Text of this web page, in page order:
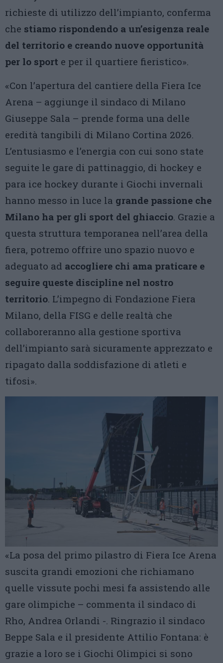
richieste di utilizzo dell’impianto, conferma
che stiamo rispondendo a un’esigenza reale
del territorio e creando nuove opportunità
per lo sport e per il quartiere fieristico».
«Con l’apertura del cantiere della Fiera Ice
Arena – aggiunge il sindaco di Milano
Giuseppe Sala – prende forma una delle
eredità tangibili di Milano Cortina 2026.
L’entusiasmo e l’energia con cui sono state
seguite le gare di pattinaggio, di hockey e
para ice hockey durante i Giochi invernali
hanno messo in luce la grande passione che
Milano ha per gli sport del ghiaccio. Grazie a
questa struttura temporanea nell’area della
fiera, potremo offrire uno spazio nuovo e
adeguato ad accogliere chi ama praticare e
seguire queste discipline nel nostro
territorio. L’impegno di Fondazione Fiera
Milano, della FISG e delle realtà che
collaboreranno alla gestione sportiva
dell’impianto sarà sicuramente apprezzato e
ripagato dalla soddisfazione di atleti e
tifosi».
«La posa del primo pilastro di Fiera Ice Arena
suscita grandi emozioni che richiamano
quelle vissute pochi mesi fa assistendo alle
gare olimpiche – commenta il sindaco di
Rho, Andrea Orlandi -. Ringrazio il sindaco
Beppe Sala e il presidente Attilio Fontana: è
grazie a loro se i Giochi Olimpici si sono